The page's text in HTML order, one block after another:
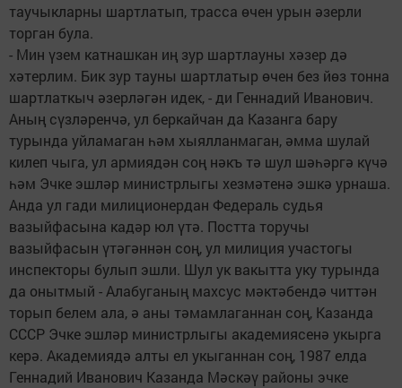
таучыкларны шартлатып, трасса өчен урын әзерли
торган була.
- Мин үзем катнашкан иң зур шартлауны хәзер дә
хәтерлим. Бик зур тауны шартлатыр өчен без йөз тонна
шартлаткыч әзерләгән идек, - ди Геннадий Иванович.
Аның сүзләренчә, ул беркайчан да Казанга бару
турында уйламаган һәм хыялланмаган, әмма шулай
килеп чыга, ул армиядән соң нәкъ тә шул шәһәргә күчә
һәм Эчке эшләр министрлыгы хезмәтенә эшкә урнаша.
Анда ул гади милиционердан Федераль судья
вазыйфасына кадәр юл үтә. Постта торучы
вазыйфасын үтәгәннән соң, ул милиция участогы
инспекторы булып эшли. Шул ук вакытта уку турында
да онытмый - Алабуганың махсус мәктәбендә читтән
торып белем ала, ә аны тәмамлаганнан соң, Казанда
СССР Эчке эшләр министрлыгы академиясенә укырга
керә. Академиядә алты ел укыганнан соң, 1987 елда
Геннадий Иванович Казанда Мәскәү районы эчке